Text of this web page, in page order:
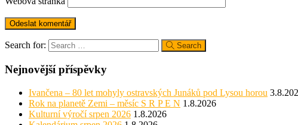
Search for: Search
Nejnovější příspěvky
Ivančena – 80 let mohyly ostravských Junáků pod Lysou horou
Rok na planetě Zemi – měsíc S R P E N 1.8.2026
Kulturní výročí srpen 2026 1.8.2026